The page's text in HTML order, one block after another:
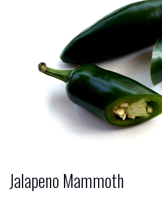
Jalapeno Mammoth